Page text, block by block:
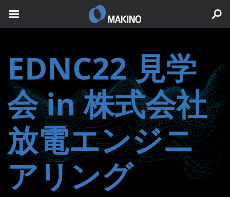
EDNC22 見学
会 in 株式会社
放電エンジニ
アリング